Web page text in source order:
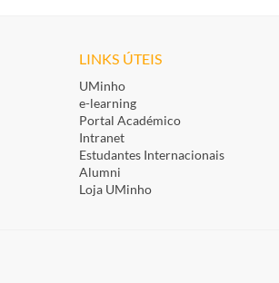
LINKS ÚTEIS
UMinho
e-learning
Portal Académico
Intranet
Estudantes Inte​rnacionais
Alumni
Loja UMinho